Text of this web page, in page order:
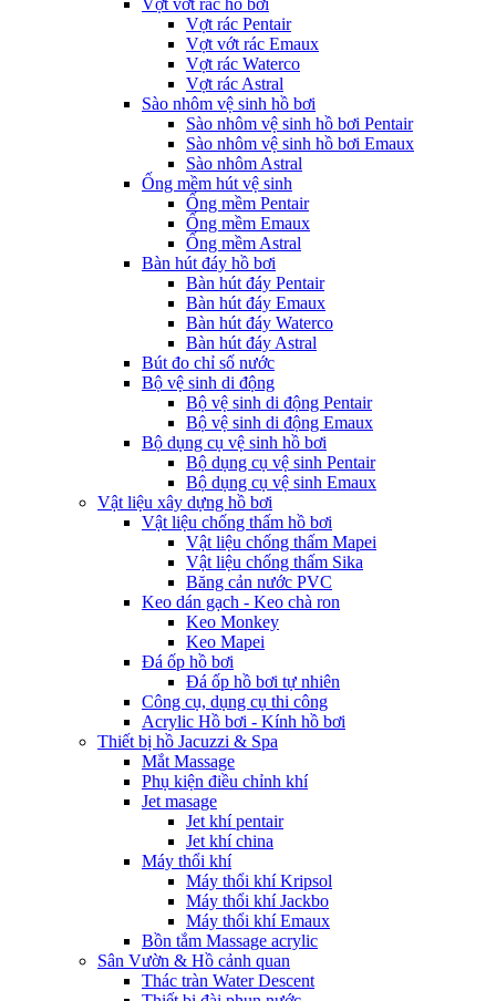
Vợt vớt rác hồ bơi
Vợt rác Pentair
Vợt vớt rác Emaux
Vợt rác Waterco
Vợt rác Astral
Sào nhôm vệ sinh hồ bơi
Sào nhôm vệ sinh hồ bơi Pentair
Sào nhôm vệ sinh hồ bơi Emaux
Sào nhôm Astral
Ống mềm hút vệ sinh
Ống mềm Pentair
Ống mềm Emaux
Ống mềm Astral
Bàn hút đáy hồ bơi
Bàn hút đáy Pentair
Bàn hút đáy Emaux
Bàn hút đáy Waterco
Bàn hút đáy Astral
Bút đo chỉ số nước
Bộ vệ sinh di động
Bộ vệ sinh di động Pentair
Bộ vệ sinh di động Emaux
Bộ dụng cụ vệ sinh hồ bơi
Bộ dụng cụ vệ sinh Pentair
Bộ dụng cụ vệ sinh Emaux
Vật liệu xây dựng hồ bơi
Vật liệu chống thấm hồ bơi
Vật liệu chống thấm Mapei
Vật liệu chống thấm Sika
Băng cản nước PVC
Keo dán gạch - Keo chà ron
Keo Monkey
Keo Mapei
Đá ốp hồ bơi
Đá ốp hồ bơi tự nhiên
Công cụ, dụng cụ thi công
Acrylic Hồ bơi - Kính hồ bơi
Thiết bị hồ Jacuzzi & Spa
Mắt Massage
Phụ kiện điều chỉnh khí
Jet masage
Jet khí pentair
Jet khí china
Máy thổi khí
Máy thổi khí Kripsol
Máy thổi khí Jackbo
Máy thổi khí Emaux
Bồn tắm Massage acrylic
Sân Vườn & Hồ cảnh quan
Thác tràn Water Descent